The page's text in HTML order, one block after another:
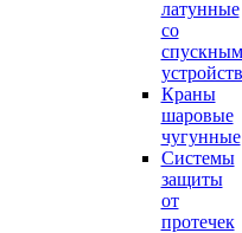
латунные
со
спускным
Краны
шаровые
чугунные
Системы
защиты
от
протечек